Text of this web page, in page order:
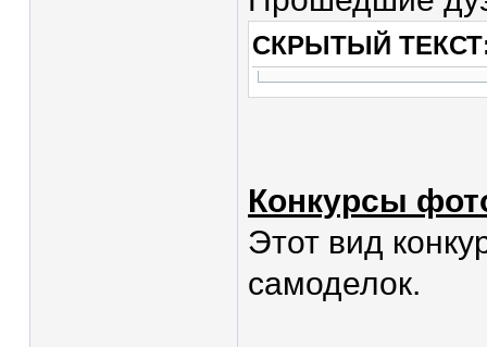
СКРЫТЫЙ
Конкурсы
Этот вид
самоделок.